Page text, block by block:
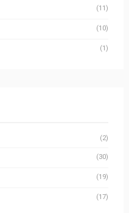
(11)
(10)
(1)
(2)
(30)
(19)
(17)